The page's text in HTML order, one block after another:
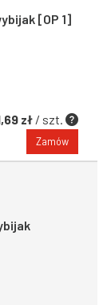
[OP 1]
zł / szt.
Zamów